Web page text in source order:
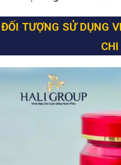
ĐỐI TƯỢNG SỬ DỤNG